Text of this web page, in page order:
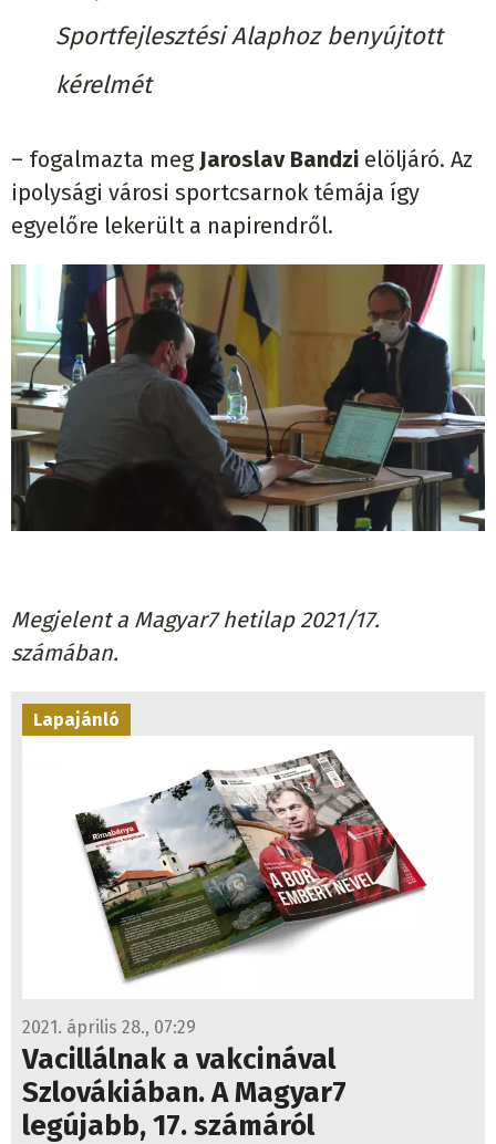
Sportfejlesztési Alaphoz benyújtott
kérelmét
– fogalmazta meg Jaroslav Bandzi elöljáró. Az
ipolysági városi sportcsarnok témája így
egyelőre lekerült a napirendről.
Megjelent a Magyar7 hetilap 2021/17.
számában.
Lapajánló
2021. április 28., 07:29
Vacillálnak a vakcinával
Szlovákiában. A Magyar7
legújabb, 17. számáról